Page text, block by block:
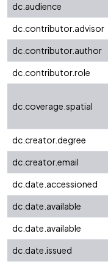
dc.audience
dc.contributor.advisor
dc.contributor.author
dc.contributor.role
dc.coverage.spatial
dc.creator.degree
dc.creator.email
dc.date.accessioned
dc.date.available
dc.date.available
dc.date.issued